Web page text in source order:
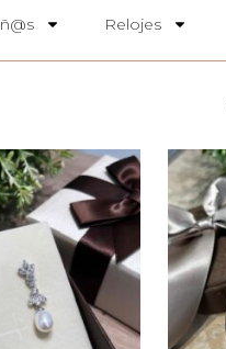
Relojes